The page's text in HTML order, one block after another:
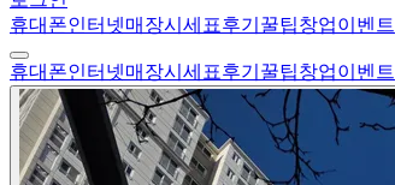
휴대폰인터넷매장시세표후기 꿀팁창업이벤트
휴대폰인터넷매장시세표후기 꿀팁창업이벤트